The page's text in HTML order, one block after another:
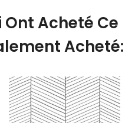
Ont Acheté Ce
Acheté: